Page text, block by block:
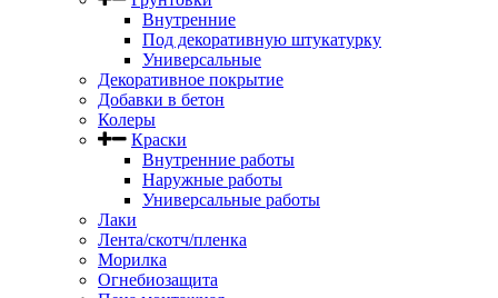
Внутренние
Под декоративную штукатурку
Универсальные
Декоративное покрытие
Добавки в бетон
Колеры
Краски
Внутренние работы
Наружные работы
Универсальные работы
Лаки
Лента/скотч/пленка
Морилка
Огнебиозащита